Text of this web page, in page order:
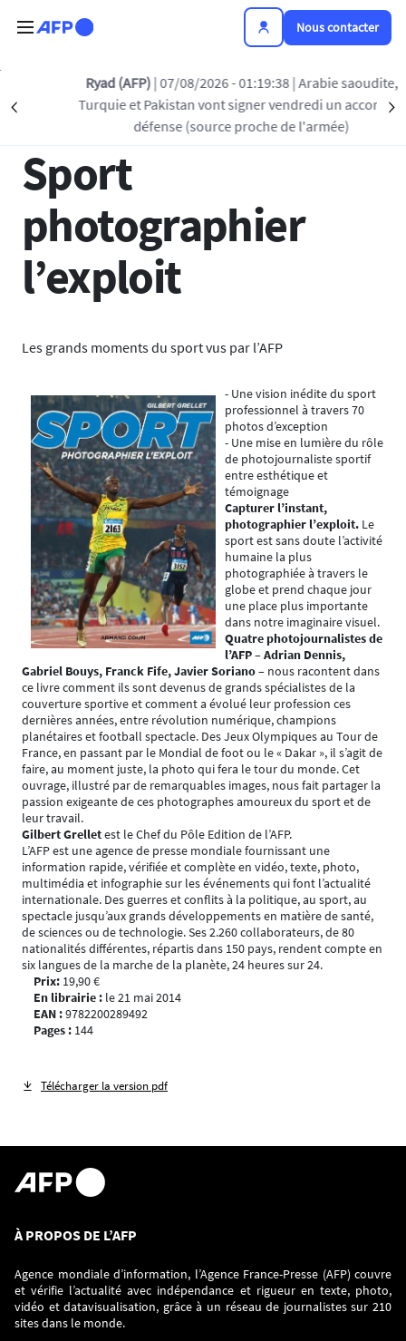
Nous contacter
Précédent
Ryad (AFP)| 07/08/2026 - 01:19:38| Arabie saoudite,
Turquie et Pakistan vont signer vendredi un accord de
défense (source proche de l'armée)
Retour à la liste
14 MAI 2014 - 18:35
Sport
photographier
l’exploit
Les grands moments du sport vus par l’AFP
- Une vision inédite du sport
professionnel à travers 70
photos d’exception
- Une mise en lumière du rôle
de photojournaliste sportif
entre esthétique et
témoignage
Capturer l’instant,
photographier l’exploit. Le
sport est sans doute l’activité
humaine la plus
photographiée à travers le
globe et prend chaque jour
une place plus importante
dans notre imaginaire visuel.
Quatre photojournalistes de
l’AFP – Adrian Dennis,
Gabriel Bouys, Franck Fife, Javier Soriano– nous racontent dans
ce livre comment ils sont devenus de grands spécialistes de la
couverture sportive et comment a évolué leur profession ces
dernières années, entre révolution numérique, champions
planétaires et football spectacle. Des Jeux Olympiques au Tour de
France, en passant par le Mondial de foot ou le « Dakar », il s’agit de
faire, au moment juste, la photo qui fera le tour du monde. Cet
ouvrage, illustré par de remarquables images, nous fait partager la
passion exigeante de ces photographes amoureux du sport et de
leur travail.
Gilbert Grelletest le Chef du Pôle Edition de l’AFP.
L’AFP est une agence de presse mondiale fournissant une
information rapide, vérifiée et complète en vidéo, texte, photo,
multimédia et infographie sur les événements qui font l’actualité
internationale. Des guerres et conflits à la politique, au sport, au
spectacle jusqu’aux grands développements en matière de santé,
de sciences ou de technologie. Ses 2.260 collaborateurs, de 80
nationalités différentes, répartis dans 150 pays, rendent compte en
six langues de la marche de la planète, 24 heures sur 24.
Prix: 19,90 €
En librairie : le 21 mai 2014
EAN :9782200289492
Pages : 144
Télécharger la version pdf
À PROPOS DE L’AFP
Agence mondiale d’information, l’Agence France-Presse (AFP) couvre
et vérifie l’actualité avec indépendance et rigueur en texte, photo,
vidéo et datavisualisation, grâce à un réseau de journalistes sur 210
sites dans le monde.